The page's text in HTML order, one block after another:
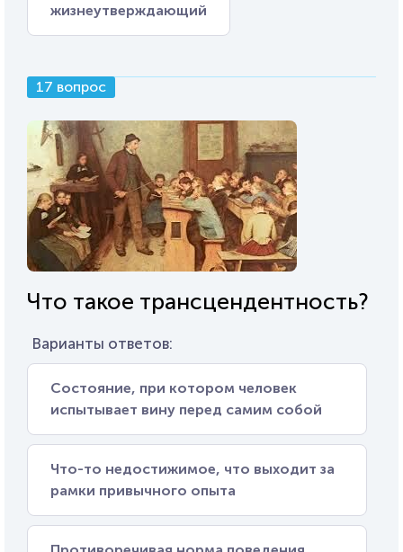
жизнеутверждающий
17 вопрос
Что такое трансцендентность?
Варианты ответов:
Состояние, при котором человек
испытывает вину перед самим собой
Что-то недостижимое, что выходит за
рамки привычного опыта